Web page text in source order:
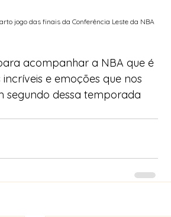
jogo das finais da Conferência Leste da NBA
acompanhar a NBA que é
e emoções que nos
segundo dessa temporada